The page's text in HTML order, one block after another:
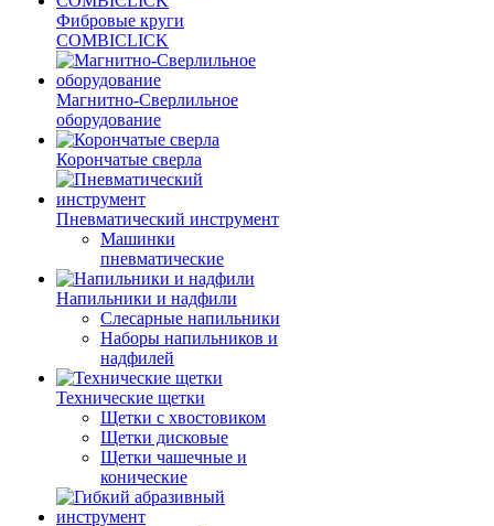
Фибровые круги
COMBICLICK
Магнитно-Сверлильное
оборудование
Корончатые сверла
Пневматический инструмент
Машинки
пневматические
Напильники и надфили
Слесарные напильники
Наборы напильников и
надфилей
Технические щетки
Щетки с хвостовиком
Щетки дисковые
Щетки чашечные и
конические